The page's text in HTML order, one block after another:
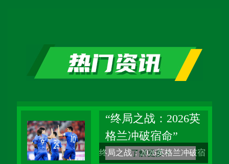
“终局之战：2026英
格兰冲破宿命”
终局之战：2026英格兰冲破宿
了解更多 >